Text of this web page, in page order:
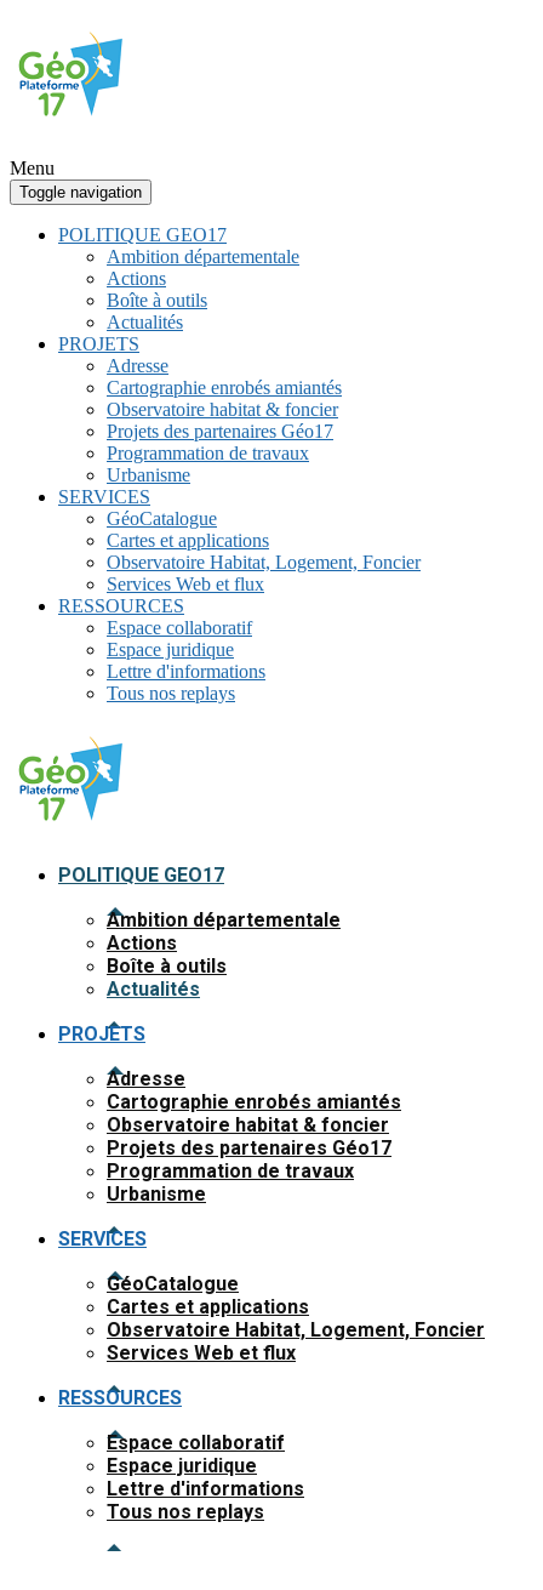
Menu
Toggle navigation
POLITIQUE GEO17
Ambition départementale
Actions
Boîte à outils
Actualités
PROJETS
Adresse
Cartographie enrobés amiantés
Observatoire habitat & foncier
Projets des partenaires Géo17
Programmation de travaux
Urbanisme
SERVICES
GéoCatalogue
Cartes et applications
Observatoire Habitat, Logement, Foncier
Services Web et flux
RESSOURCES
Espace collaboratif
Espace juridique
Lettre d'informations
Tous nos replays
POLITIQUE GEO17
Ambition départementale
Actions
Boîte à outils
Actualités
PROJETS
Adresse
Cartographie enrobés amiantés
Observatoire habitat & foncier
Projets des partenaires Géo17
Programmation de travaux
Urbanisme
SERVICES
GéoCatalogue
Cartes et applications
Observatoire Habitat, Logement, Foncier
Services Web et flux
RESSOURCES
Espace collaboratif
Espace juridique
Lettre d'informations
Tous nos replays